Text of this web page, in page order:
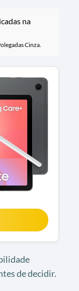
na
Cinza.
de decidir.